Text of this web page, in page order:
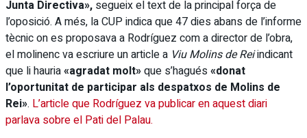
Junta Directiva», segueix el text de la principal força de
l’oposició. A més, la CUP indica que 47 dies abans de l’informe
tècnic on es proposava a Rodríguez com a director de l’obra,
el molinenc va escriure un article a Viu Molins de Reiindicant
que li hauria«agradat molt»que s’hagués«donat
l’oportunitat de participar als despatxos de Molins de
Rei». L’article que Rodríguez va publicar en aquest diari
parlava sobre el Pati del Palau.